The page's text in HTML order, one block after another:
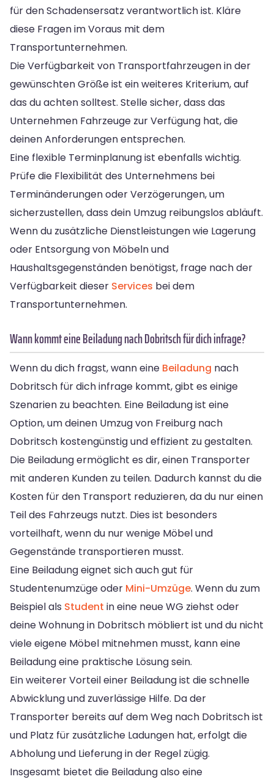
für den Schadensersatz verantwortlich ist. Kläre
diese Fragen im Voraus mit dem
Transportunternehmen.
Die Verfügbarkeit von Transportfahrzeugen in der
gewünschten Größe ist ein weiteres Kriterium, auf
das du achten solltest. Stelle sicher, dass das
Unternehmen Fahrzeuge zur Verfügung hat, die
deinen Anforderungen entsprechen.
Eine flexible Terminplanung ist ebenfalls wichtig.
Prüfe die Flexibilität des Unternehmens bei
Terminänderungen oder Verzögerungen, um
sicherzustellen, dass dein Umzug reibungslos abläuft.
Wenn du zusätzliche Dienstleistungen wie Lagerung
oder Entsorgung von Möbeln und
Haushaltsgegenständen benötigst, frage nach der
Verfügbarkeit dieser Services bei dem
Transportunternehmen.
Wann kommt eine Beiladung nach Dobritsch für dich infrage?
Wenn du dich fragst, wann eine Beiladung nach
Dobritsch für dich infrage kommt, gibt es einige
Szenarien zu beachten. Eine Beiladung ist eine
Option, um deinen Umzug von Freiburg nach
Dobritsch kostengünstig und effizient zu gestalten.
Die Beiladung ermöglicht es dir, einen Transporter
mit anderen Kunden zu teilen. Dadurch kannst du die
Kosten für den Transport reduzieren, da du nur einen
Teil des Fahrzeugs nutzt. Dies ist besonders
vorteilhaft, wenn du nur wenige Möbel und
Gegenstände transportieren musst.
Eine Beiladung eignet sich auch gut für
Studentenumzüge oder Mini-Umzüge. Wenn du zum
Beispiel als Student in eine neue WG ziehst oder
deine Wohnung in Dobritsch möbliert ist und du nicht
viele eigene Möbel mitnehmen musst, kann eine
Beiladung eine praktische Lösung sein.
Ein weiterer Vorteil einer Beiladung ist die schnelle
Abwicklung und zuverlässige Hilfe. Da der
Transporter bereits auf dem Weg nach Dobritsch ist
und Platz für zusätzliche Ladungen hat, erfolgt die
Abholung und Lieferung in der Regel zügig.
Insgesamt bietet die Beiladung also eine